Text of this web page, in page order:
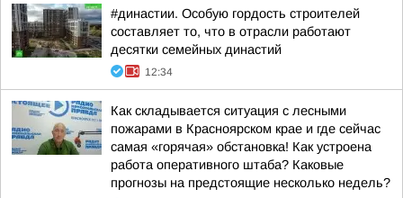
#династии. Особую гордость строителей
составляет то, что в отрасли работают
десятки семейных династий
12:34
Как складывается ситуация с лесными
пожарами в Красноярском крае и где сейчас
самая «горячая» обстановка! Как устроена
работа оперативного штаба? Каковые
прогнозы на предстоящие несколько недель?